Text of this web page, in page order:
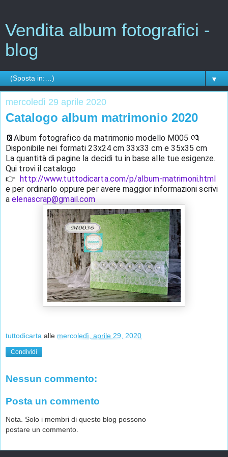
Vendita album fotografici -
blog
▼
mercoledì 29 aprile 2020
Catalogo album matrimonio 2020
📔Album fotografico da matrimonio modello M005 💏
Disponibile nei formati 23x24 cm 33x33 cm e 35x35 cm
La quantità di pagine la decidi tu in base alle tue esigenze.
Qui trovi il catalogo
👉 http://www.tuttodicarta.com/p/album-matrimoni.html
e per ordinarlo oppure per avere maggior informazioni scrivi
a elenascrap@gmail.com
tuttodicarta alle mercoledì, aprile 29, 2020
Condividi
Nessun commento:
Posta un commento
Nota. Solo i membri di questo blog possono
postare un commento.